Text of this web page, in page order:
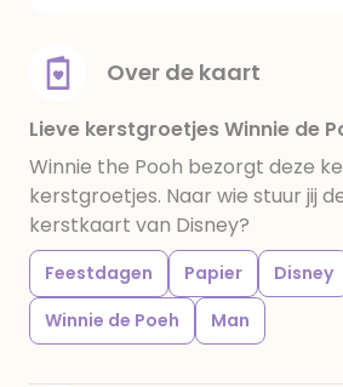
Over de kaart
Lieve kerstgroetjes Winnie de
Winnie the Pooh bezorgt deze
kerstgroetjes. Naar wie stuur jij
kerstkaart van Disney?
Feestdagen Papier
Disney
Winnie de Poeh
Man